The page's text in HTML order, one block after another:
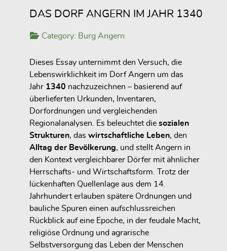
DAS DORF ANGERN IM JAHR 1340
Category: Burg Angern
Dieses Essay unternimmt den Versuch, die
Lebenswirklichkeit im Dorf Angern um das
Jahr 1340 nachzuzeichnen – basierend auf
überlieferten Urkunden, Inventaren,
Dorfordnungen und vergleichenden
Regionalanalysen. Es beleuchtet die sozialen
Strukturen, das wirtschaftliche Leben, den
Alltag der Bevölkerung, und stellt Angern in
den Kontext vergleichbarer Dörfer mit ähnlicher
Herrschafts- und Wirtschaftsform. Trotz der
lückenhaften Quellenlage aus dem 14.
Jahrhundert erlauben spätere Ordnungen und
bauliche Spuren einen aufschlussreichen
Rückblick auf eine Epoche, in der feudale Macht,
religiöse Ordnung und agrarische
Selbstversorgung das Leben der Menschen